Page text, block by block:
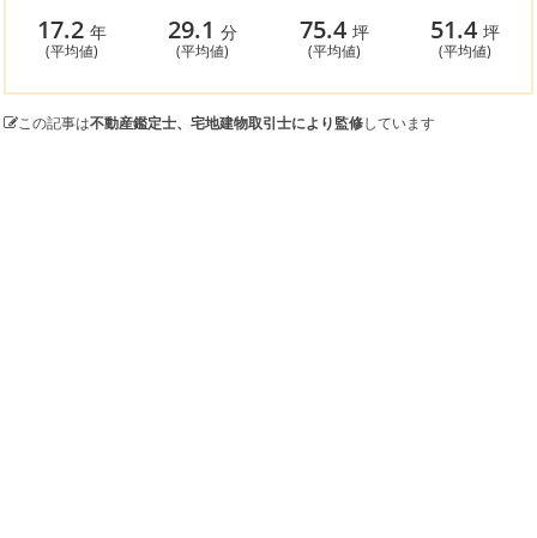
17.2 年
(平均値)
29.1分
(平均値)
75.4 坪
(平均値)
51.4坪
(平均値)
この記事は不動産鑑定士、宅地建物取引士により監修しています